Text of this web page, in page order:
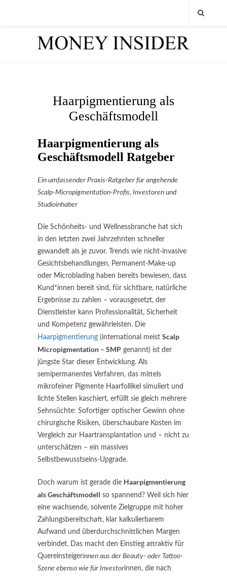
Haarpigmentierung als
Geschäftsmodell
Haarpigmentierung als
Geschäftsmodell Ratgeber
Ein umfassender Praxis-Ratgeber für angehende
Scalp-Micropigmentation-Profis, Investoren und
Studioinhaber
Die Schönheits- und Wellnessbranche hat sich
in den letzten zwei Jahrzehnten schneller
gewandelt als je zuvor. Trends wie nicht-invasive
Gesichtsbehandlungen, Permanent-Make-up
oder Microblading haben bereits bewiesen, dass
Kund*innen bereit sind, für sichtbare, natürliche
Ergebnisse zu zahlen – vorausgesetzt, der
Dienstleister kann Professionalität, Sicherheit
und Kompetenz gewährleisten. Die
Haarpigmentierung (international meist Scalp
Micropigmentation – SMP genannt) ist der
jüngste Star dieser Entwicklung. Als
semipermanentes Verfahren, das mittels
mikrofeiner Pigmente Haarfollikel simuliert und
lichte Stellen kaschiert, erfüllt sie gleich mehrere
Sehnsüchte: Sofortiger optischer Gewinn ohne
chirurgische Risiken, überschaubare Kosten im
Vergleich zur Haartransplantation und – nicht zu
unterschätzen – ein massives
Selbstbewusstseins-Upgrade.
Doch warum ist gerade die Haarpigmentierung
als Geschäftsmodell so spannend? Weil sich hier
eine wachsende, solvente Zielgruppe mit hoher
Zahlungsbereitschaft, klar kalkulierbarem
Aufwand und überdurchschnittlichen Margen
verbindet. Das macht den Einstieg attraktiv für
Quereinsteigerinnen aus der Beauty- oder Tattoo-
Szene ebenso wie für Investorinnen, die nach